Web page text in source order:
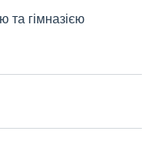
та гімназією